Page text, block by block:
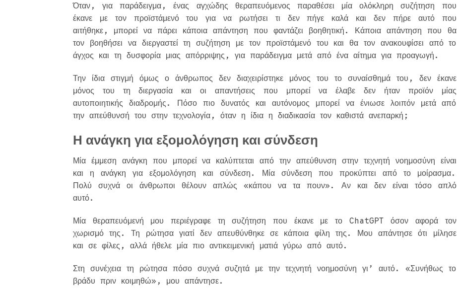
Όταν, για παράδειγμα, ένας αγχώδης θεραπευόμενος παραθέσει μία ολόκληρη συζήτηση που
έκανε με τον προϊστάμενό του για να ρωτήσει τι δεν πήγε καλά και δεν πήρε αυτό που
αιτήθηκε, μπορεί να πάρει κάποια απάντηση που φαντάζει βοηθητική. Κάποια απάντηση που θα
τον βοηθήσει να διεργαστεί τη συζήτηση με τον προϊστάμενό του και θα τον ανακουφίσει από το
άγχος και τη δυσφορία μιας απόρριψης, για παράδειγμα μετά από ένα αίτημα για προαγωγή.
Την ίδια στιγμή όμως ο άνθρωπος δεν διαχειρίστηκε μόνος του το συναίσθημά του, δεν έκανε
μόνος του τη διεργασία και οι απαντήσεις που μπορεί να έλαβε δεν ήταν προϊόν μίας
αυτοποιητικής διαδρομής. Πόσο πιο δυνατός και αυτόνομος μπορεί να ένιωσε λοιπόν μετά από
την απεύθυνσή του στην τεχνολογία, όταν η ίδια η διαδικασία τον καθιστά ανεπαρκή;
Η ανάγκη για εξομολόγηση και σύνδεση
Μία έμμεση ανάγκη που μπορεί να καλύπτεται από την απεύθυνση στην τεχνητή νοημοσύνη είναι
και η ανάγκη για εξομολόγηση και σύνδεση. Μία σύνδεση που προκύπτει από το μοίρασμα.
Πολύ συχνά οι άνθρωποι θέλουν απλώς «κάπου να τα πουν». Αν και δεν είναι τόσο απλό
αυτό.
Μία θεραπευόμενή μου περιέγραφε τη συζήτηση που έκανε με το ChatGPT όσον αφορά τον
χωρισμό της. Τη ρώτησα γιατί δεν απευθύνθηκε σε κάποια φίλη της. Μου απάντησε ότι μίλησε
και σε φίλες, αλλά ήθελε μία πιο αντικειμενική ματιά γύρω από αυτό.
Στη συνέχεια τη ρώτησα πόσο συχνά συζητά με την τεχνητή νοημοσύνη γι’ αυτό. «Συνήθως το
βράδυ πριν κοιμηθώ», μου απάντησε.